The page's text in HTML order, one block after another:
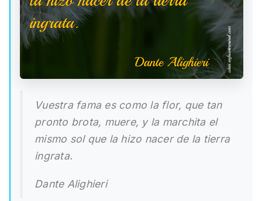
Vuestra fama es como la flor, que tan
pronto brota, muere, y la marchita el
mismo sol que la hizo nacer de la tierra
ingrata.
Dante Alighieri